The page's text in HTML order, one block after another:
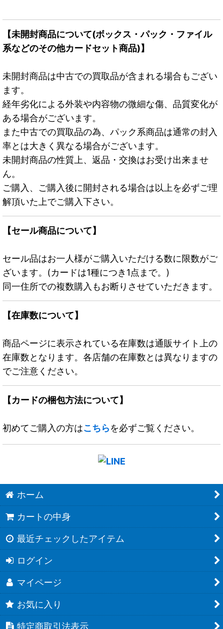
【未開封商品について(ボックス・パック・ファイル
系などのその他カードセット商品)】
未開封商品は中古での買取品が含まれる場合もござい
ます。
経年劣化による外装や内容物の微細な傷、品質変化が
ある場合がございます。
また中古での買取品の為、パック系商品は通常の封入
率とは大きく異なる場合がございます。
未開封商品の性質上、返品・交換はお受け出来ませ
ん。
ご購入、ご購入後に開封される場合は以上を必ずご理
解頂いた上でご購入下さい。
【セール商品について】
セール品はお一人様がご購入いただける数に限数がご
ざいます。(カードは1種につき1点まで。)
同一住所での複数購入もお断りさせていただきます。
【在庫数について】
商品ページに表示されている在庫数は通販サイト上の
在庫数となります。各店舗の在庫数とは異なりますの
でご注意ください。
【カードの梱包方法について】
初めてご購入の方はこちらを必ずご覧ください。
ホーム
カートの中身
最近チェックしたアイテム
ログイン
マイページ
お気に入り
特定商取引法表示